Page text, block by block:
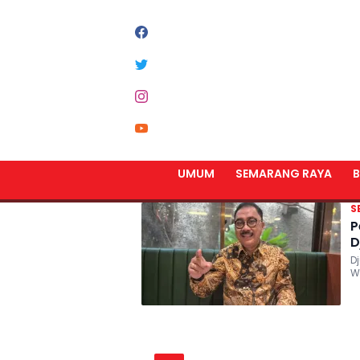
UMUM SEMARANG RAYA